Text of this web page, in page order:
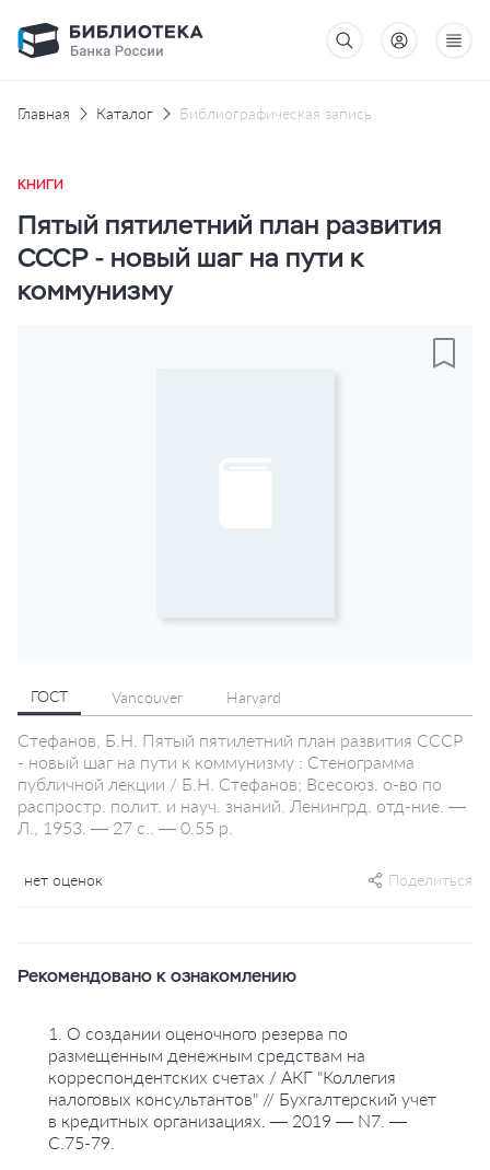
Главная Каталог Библиографическая запись
КНИГИ
Пятый пятилетний план развития
СССР - новый шаг на пути к
коммунизму
ГОСТ Vancouver Harvard
Стефанов, Б.Н. Пятый пятилетний план развития СССР
- новый шаг на пути к коммунизму : Стенограмма
публичной лекции / Б.Н. Стефанов; Всесоюз. о-во по
распростр. полит. и науч. знаний. Ленингрд. отд-ние. —
Л., 1953. — 27 с.. — 0.55 р.
нет оценок Поделиться
Рекомендовано к ознакомлению
1. О создании оценочного резерва по
размещенным денежным средствам на
корреспондентских счетах / АКГ "Коллегия
налоговых консультантов" // Бухгалтерский учет
в кредитных организациях. — 2019 — N7. —
С.75-79.